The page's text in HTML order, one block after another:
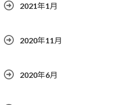
2021年1月
2020年11月
2020年6月